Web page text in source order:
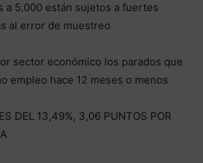
a 5.000 están sujetos a fuertes
al error de muestreo
sector económico los parados que
empleo hace 12 meses o menos
DEL 13,49%, 3,06 PUNTOS POR